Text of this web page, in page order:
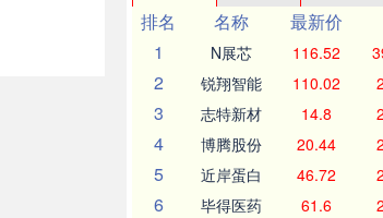
排名
名称 最新价
1
N展芯 116.52
2 锐翔智能 110.02
3 志特新材 14.8
4 博腾股份 20.44
5 近岸蛋白 46.72
6 毕得医药 61.6